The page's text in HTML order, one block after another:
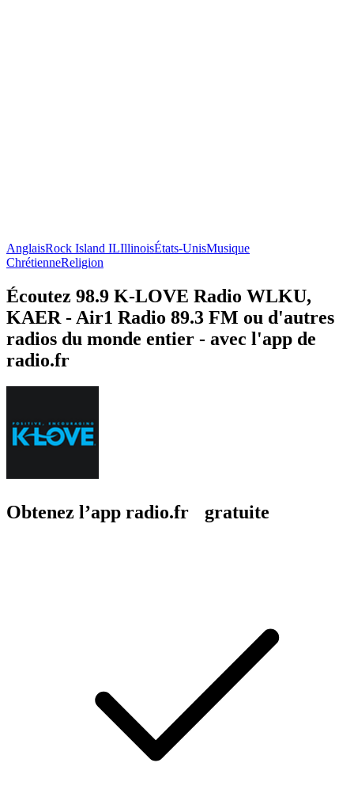
AnglaisRock Island ILIllinoisÉtats-UnisMusique
ChrétienneReligion
Écoutez 98.9 K-LOVE Radio WLKU,
KAER - Air1 Radio 89.3 FM ou d'autres
radios du monde entier - avec l'app de
radio.fr
Obtenez l’app radio.fr gratuite